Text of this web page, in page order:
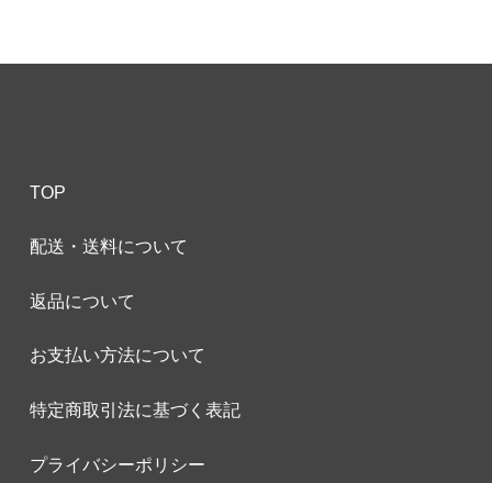
TOP
配送・送料について
返品について
お支払い方法について
特定商取引法に基づく表記
プライバシーポリシー